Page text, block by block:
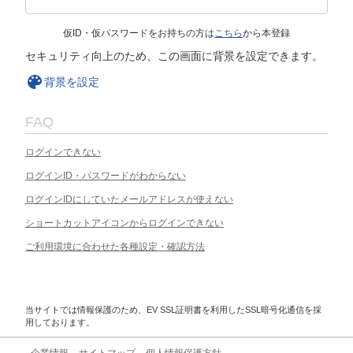
仮ID・仮パスワードをお持ちの方はこちらから本登録
セキュリティ向上のため、この画面に背景を設定できます。
背景を設定
FAQ
ログインできない
ログインID・パスワードがわからない
ログインIDにしていたメールアドレスが使えない
ショートカットアイコンからログインできない
ご利用環境に合わせた各種設定・確認方法
当サイトでは情報保護のため、EV SSL証明書を利用したSSL暗号化通信を採
用しております。